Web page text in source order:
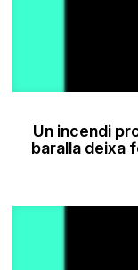
Un incendi
baralla deixa